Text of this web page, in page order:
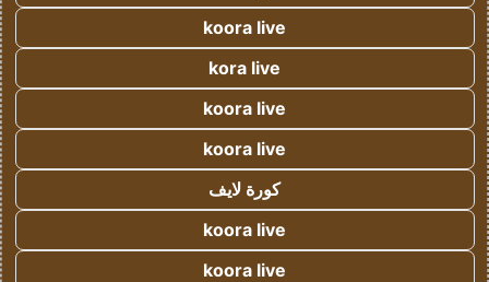
koora live
kora live
koora live
koora live
كورة لايف
koora live
koora live